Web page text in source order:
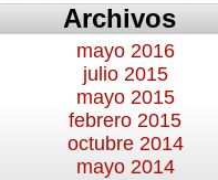
Archivos
mayo 2016
julio 2015
mayo 2015
febrero 2015
octubre 2014
mayo 2014